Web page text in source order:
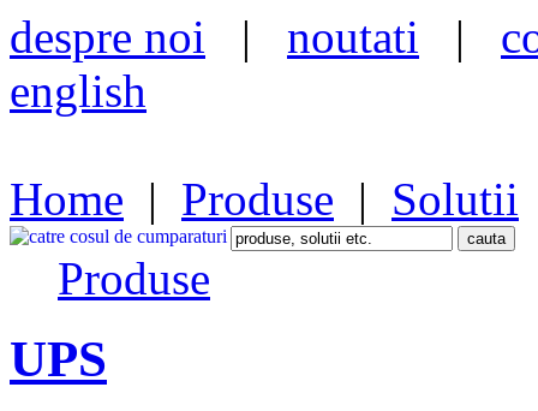
despre noi | noutati |
english
Home | Produse | Solutii
Produse
UPS